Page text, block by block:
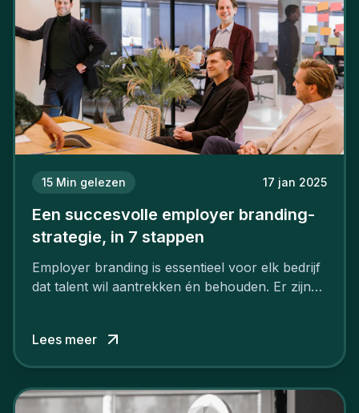
15 Min gelezen 17 jan 2025
Een succesvolle employer branding-
strategie, in 7 stappen
Employer branding is essentieel voor elk bedrijf
dat talent wil aantrekken én behouden. Er zijn
niet van vandaag op morgen. Hoe pak je dat
aan, starten met employer branding?
Lees meer